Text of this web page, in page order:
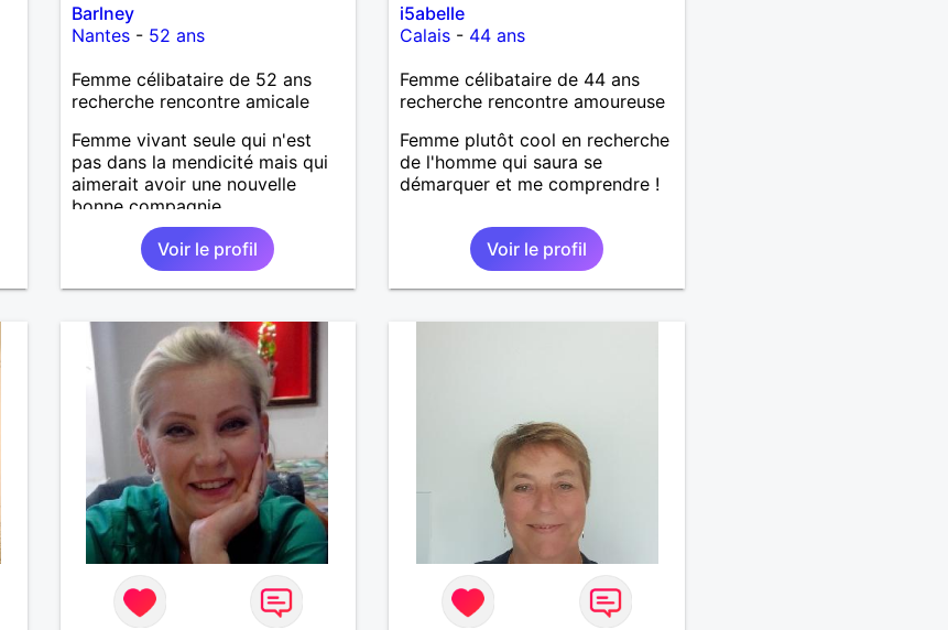
Barlney
Nantes- 52 ans
Femme célibataire de 52 ans
recherche rencontre amicale
Femme vivant seule qui n'est
pas dans la mendicité mais qui
aimerait avoir une nouvelle
bonne compagnie.
Voir le profil
i5abelle
Calais - 44 ans
Femme célibataire de 44 ans
recherche rencontre amoureuse
Femme plutôt cool en recherche
de l'homme qui saura se
démarquer et me comprendre !
Voir le profil